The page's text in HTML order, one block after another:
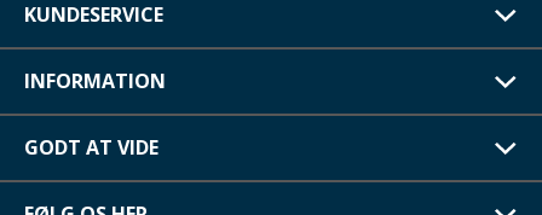
KUNDESERVICE
INFORMATION
GODT AT VIDE